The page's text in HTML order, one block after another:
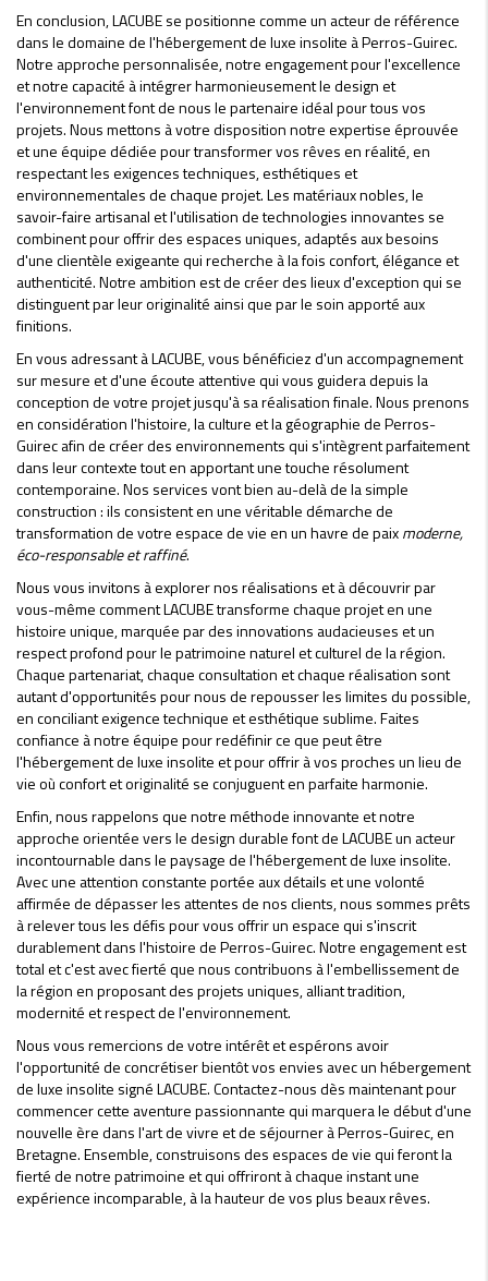
En conclusion, LACUBE se positionne comme un acteur de référence
dans le domaine de l'hébergement de luxe insolite à Perros-Guirec.
Notre approche personnalisée, notre engagement pour l'excellence
et notre capacité à intégrer harmonieusement le design et
l'environnement font de nous le partenaire idéal pour tous vos
projets. Nous mettons à votre disposition notre expertise éprouvée
et une équipe dédiée pour transformer vos rêves en réalité, en
respectant les exigences techniques, esthétiques et
environnementales de chaque projet. Les matériaux nobles, le
savoir-faire artisanal et l'utilisation de technologies innovantes se
combinent pour offrir des espaces uniques, adaptés aux besoins
d'une clientèle exigeante qui recherche à la fois confort, élégance et
authenticité. Notre ambition est de créer des lieux d'exception qui se
distinguent par leur originalité ainsi que par le soin apporté aux
finitions.
En vous adressant à LACUBE, vous bénéficiez d'un accompagnement
sur mesure et d'une écoute attentive qui vous guidera depuis la
conception de votre projet jusqu'à sa réalisation finale. Nous prenons
en considération l'histoire, la culture et la géographie de Perros-
Guirec afin de créer des environnements qui s'intègrent parfaitement
dans leur contexte tout en apportant une touche résolument
contemporaine. Nos services vont bien au-delà de la simple
construction : ils consistent en une véritable démarche de
transformation de votre espace de vie en un havre de paixmoderne,
éco-responsable et raffiné.
Nous vous invitons à explorer nos réalisations et à découvrir par
vous-même comment LACUBE transforme chaque projet en une
histoire unique, marquée par des innovations audacieuses et un
respect profond pour le patrimoine naturel et culturel de la région.
Chaque partenariat, chaque consultation et chaque réalisation sont
autant d'opportunités pour nous de repousser les limites du possible,
en conciliant exigence technique et esthétique sublime. Faites
confiance à notre équipe pour redéfinir ce que peut être
l'hébergement de luxe insolite et pour offrir à vos proches un lieu de
vie où confort et originalité se conjuguent en parfaite harmonie.
Enfin, nous rappelons que notre méthode innovante et notre
approche orientée vers le design durable font de LACUBE un acteur
incontournable dans le paysage de l'hébergement de luxe insolite.
Avec une attention constante portée aux détails et une volonté
affirmée de dépasser les attentes de nos clients, nous sommes prêts
à relever tous les défis pour vous offrir un espace qui s'inscrit
durablement dans l'histoire de Perros-Guirec. Notre engagement est
total et c'est avec fierté que nous contribuons à l'embellissement de
la région en proposant des projets uniques, alliant tradition,
modernité et respect de l'environnement.
Nous vous remercions de votre intérêt et espérons avoir
l'opportunité de concrétiser bientôt vos envies avec un hébergement
de luxe insolite signé LACUBE. Contactez-nous dès maintenant pour
commencer cette aventure passionnante qui marquera le début d'une
nouvelle ère dans l'art de vivre et de séjourner à Perros-Guirec, en
Bretagne. Ensemble, construisons des espaces de vie qui feront la
fierté de notre patrimoine et qui offriront à chaque instant une
expérience incomparable, à la hauteur de vos plus beaux rêves.